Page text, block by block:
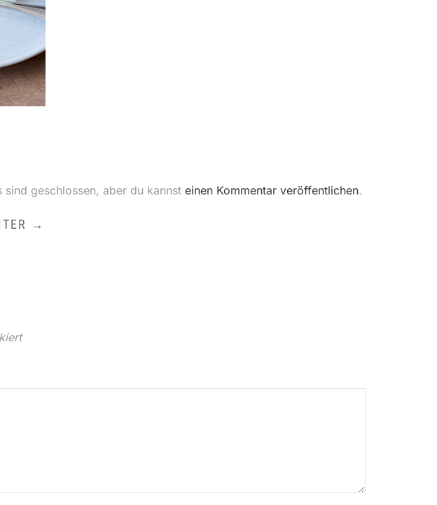
sind geschlossen, aber du kannst einen Kommentar veröffentlichen.
→